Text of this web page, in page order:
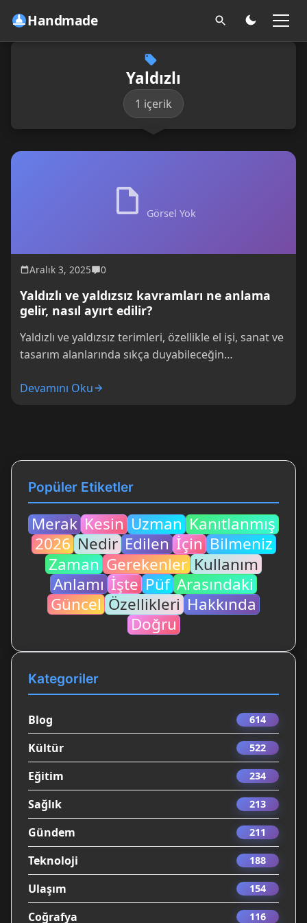
Handmade
Yaldızlı
1 içerik
Görsel Yok
Aralık 3, 2025 0
Yaldızlı ve yaldızsız kavramları ne anlama
gelir, nasıl ayırt edilir?
Yaldızlı ve yaldızsız terimleri, özellikle el işi, sanat ve
tasarım alanlarında sıkça duyabileceğin
görünümünü...
Devamını Oku
Popüler Etiketler
Merak Kesin Uzman Kanıtlanmış
2026 Nedir Edilen İçin Bilmeniz
Zaman Gerekenler Kullanım
Anlamı İşte Püf Arasındaki
Güncel Özellikleri Hakkında
Doğru
Kategoriler
Blog 614
Kültür 522
Eğitim 234
Sağlık 213
Gündem 211
Teknoloji 188
Ulaşım 154
Coğrafya 116